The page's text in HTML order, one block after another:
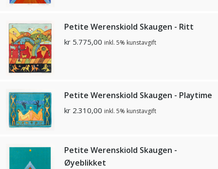
Petite Werenskiold Skaugen - Ritt
kr 5.775,00 inkl. 5% kunstavgift
Petite Werenskiold Skaugen - Playtime
kr 2.310,00 inkl. 5% kunstavgift
Petite Werenskiold Skaugen -
Øyeblikket